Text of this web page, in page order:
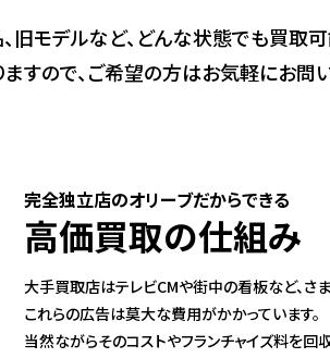
旧モデルなど、どんな状態でも買取可
すので、ご希望の方はお気軽にお問
完全独立店のオリーブだからできる
高価買取の仕組み
大手買取店はテレビCMや街中の看板など、さ
これらの広告は莫大な費用がかかっています。
当然ながらそのコストやフランチャイズ料を